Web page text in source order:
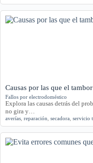
Causas por las que el
Fallos por electrodoméstico
Explora las causas detrás del
no gira y…
averías reparación secadora servicio